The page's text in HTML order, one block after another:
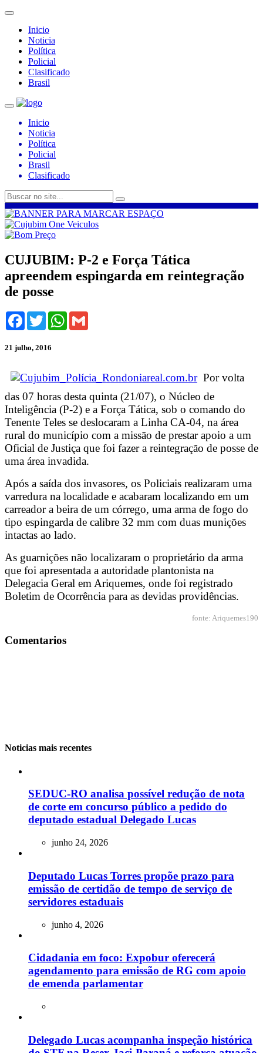
Inicio
Noticia
Política
Policial
Clasificado
Brasil
Inicio
Noticia
Política
Policial
Brasil
Clasificado
CUJUBIM: P-2 e Força Tática
apreendem espingarda em reintegração
de posse
Facebook
TwitterWhatsApp
21 julho, 2016
Por volta
das 07 horas desta quinta (21/07), o Núcleo de
Inteligência (P-2) e a Força Tática, sob o comando do
Tenente Teles se deslocaram a Linha CA-04, na área
rural do município com a missão de prestar apoio a um
Oficial de Justiça que foi fazer a reintegração de posse de
uma área invadida.
Após a saída dos invasores, os Policiais realizaram uma
varredura na localidade e acabaram localizando em um
carreador a beira de um córrego, uma arma de fogo do
tipo espingarda de calibre 32 mm com duas munições
intactas ao lado.
As guarnições não localizaram o proprietário da arma
que foi apresentada a autoridade plantonista na
Delegacia Geral em Ariquemes, onde foi registrado
Boletim de Ocorrência para as devidas providências.
fonte: Ariquemes190
Comentarios
Noticias mais recentes
SEDUC-RO analisa possível redução de nota
de corte em concurso público a pedido do
deputado estadual Delegado Lucas
junho 24, 2026
Deputado Lucas Torres propõe prazo para
emissão de certidão de tempo de serviço de
servidores estaduais
junho 4, 2026
Cidadania em foco: Expobur oferecerá
agendamento para emissão de RG com apoio
de emenda parlamentar
Delegado Lucas acompanha inspeção histórica